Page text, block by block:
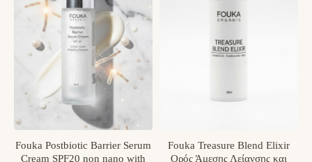
Fouka Postbiotic Barrier Serum
Cream SPF20 non nano with
Fouka Treasure Blend Elixir
Ορός Άμεσης Λείανσης και